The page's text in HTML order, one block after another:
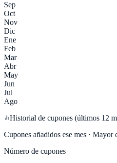
Sep
Oct
Nov
Dic
Ene
Feb
Mar
Abr
May
Jun
Jul
Ago
Historial de cupones (últimos 12
Cupones añadidos ese mes · Mayor
Número de cupones